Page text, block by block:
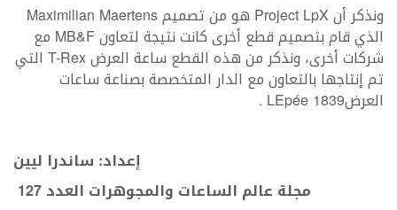
ونذكر أن Project LpX هو من تصميم Maximilian Maertens
الذي قام بتصميم قطع أخرى كانت نتيجة لتعاون MB&F مع
شركات أخرى، ونذكر من هذه القطع ساعة العرض T-Rex التي
تم إنتاجها بالتعاون مع الدار المتخصصة بصناعة ساعات
العرضLEpée 1839 .
إعداد: ساندرا ليين
مجلة عالم الساعات والمجوهرات العدد 127